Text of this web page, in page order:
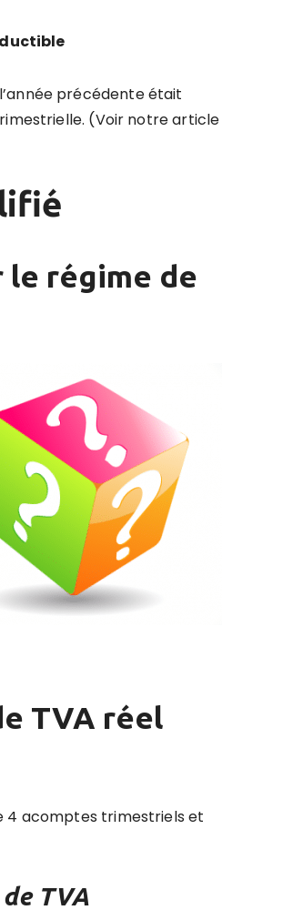
précédente était
(Voir notre article
le régime de
TVA réel
4 acomptes trimestriels et
TVA